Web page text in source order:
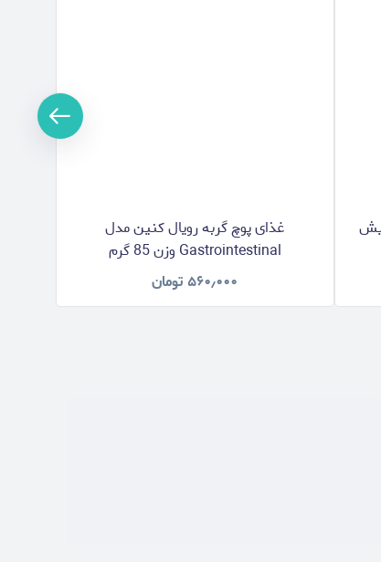
غذای پوچ گربه رویال کنین مدل
Gastrointestinal وزن 85 گرم
۵۶۰٫۰۰۰تومان